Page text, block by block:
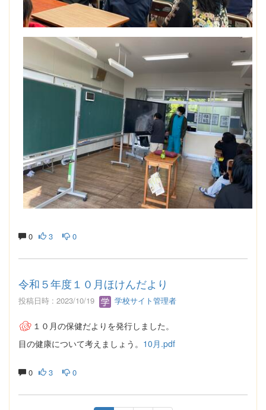
0 3 0
令和５年度１０月ほけんだより
投稿日時 : 2023/10/19 学校サイト管理者
１０月の保健だよりを発行しました。
目の健康について考えましょう。 10月.pdf
0 3 0